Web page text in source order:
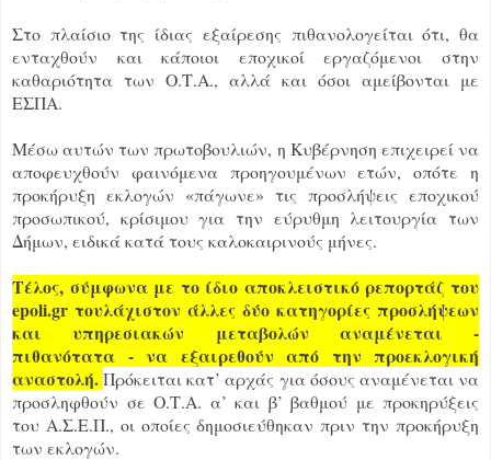
Στο πλαίσιο της ίδιας εξαίρεσης πιθανολογείται ότι, θα
ενταχθούν και κάποιοι εποχικοί εργαζόμενοι στην
καθαριότητα των Ο.Τ.Α., αλλά και όσοι αμείβονται με
ΕΣΠΑ.
Μέσω αυτών των πρωτοβουλιών, η Κυβέρνηση επιχειρεί να
αποφευχθούν φαινόμενα προηγουμένων ετών, οπότε η
προκήρυξη εκλογών «πάγωνε» τις προσλήψεις εποχικού
προσωπικού, κρίσιμου για την εύρυθμη λειτουργία των
Δήμων, ειδικά κατά τους καλοκαιρινούς μήνες.
Τέλος, σύμφωνα με το ίδιο αποκλειστικό ρεπορτάζ του
epoli.gr τουλάχιστον άλλες δύο κατηγορίες προσλήψεων
και υπηρεσιακών μεταβολών αναμένεται -
πιθανότατα - να εξαιρεθούν από την προεκλογική
αναστολή.Πρόκειται κατ’ αρχάς για όσους αναμένεται να
προσληφθούν σε Ο.Τ.Α. α’ και β’ βαθμού με προκηρύξεις
του Α.Σ.Ε.Π., οι οποίες δημοσιεύθηκαν πριν την προκήρυξη
των εκλογών.